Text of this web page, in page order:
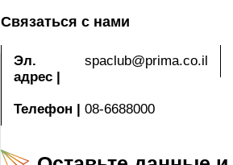
Связаться с нами
Эл.
адрес |
spaclub@prima.co.il
Телефон | 08-6688000